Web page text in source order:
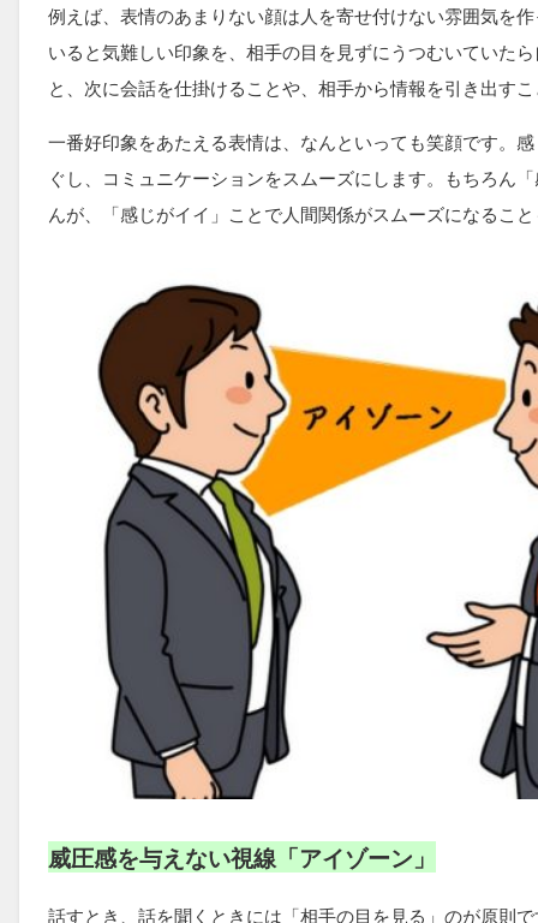
例えば、表情のあまりない顔は人を寄せ付けない雰囲気を
いると気難しい印象を、相手の目を見ずにうつむいていた
と、次に会話を仕掛けることや、相手から情報を引き出す
一番好印象をあたえる表情は、なんといっても笑顔です。
ぐし、コミュニケーションをスムーズにします。もちろん
んが、「感じがイイ」ことで人間関係がスムーズになるこ
威圧感を与えない視線「アイゾーン」
話すとき、話を聞くときには「相手の目を見る」のが原則